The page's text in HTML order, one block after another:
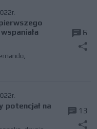
6
potencjał na
13